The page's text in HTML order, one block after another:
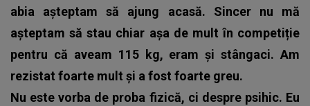
abia așteptam să ajung acasă. Sincer nu mă
așteptam să stau chiar așa de mult în competiție
pentru că aveam 115 kg, eram și stângaci. Am
rezistat foarte mult și a fost foarte greu.
Nu este vorba de proba fizică, ci despre psihic. Eu